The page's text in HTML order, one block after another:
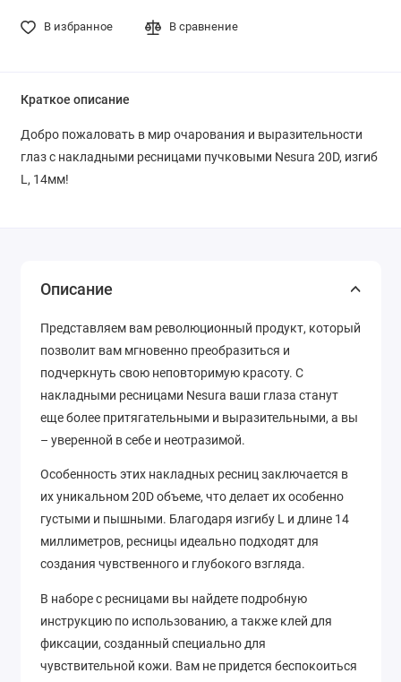
В избранное В сравнение
Краткое описание
Добро пожаловать в мир очарования и выразительности
глаз с накладными ресницами пучковыми Nesura 20D, изгиб
L, 14мм!
Описание
Представляем вам революционный продукт, который
позволит вам мгновенно преобразиться и
подчеркнуть свою неповторимую красоту. С
накладными ресницами Nesura ваши глаза станут
еще более притягательными и выразительными, а вы
– уверенной в себе и неотразимой.
Особенность этих накладных ресниц заключается в
их уникальном 20D объеме, что делает их особенно
густыми и пышными. Благодаря изгибу L и длине 14
миллиметров, ресницы идеально подходят для
создания чувственного и глубокого взгляда.
В наборе с ресницами вы найдете подробную
инструкцию по использованию, а также клей для
фиксации, созданный специально для
чувствительной кожи. Вам не придется беспокоиться